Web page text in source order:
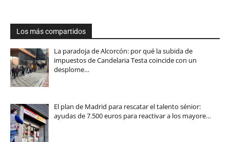
Los más compartidos
La paradoja de Alcorcón: por qué la subida de
impuestos de Candelaria Testa coincide con un
desplome…
El plan de Madrid para rescatar el talento sénior:
ayudas de 7.500 euros para reactivar a los mayore…